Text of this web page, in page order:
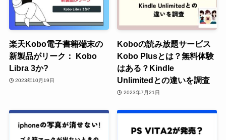
楽天Kobo電子書籍端末の
新製品がリーク： Kobo
Libra 3か?
2023年10月19日
Koboの読み放題サービス
Kobo Plusとは？無料体験
はある？Kindle
Unlimitedとの違いを調査
2023年7月21日